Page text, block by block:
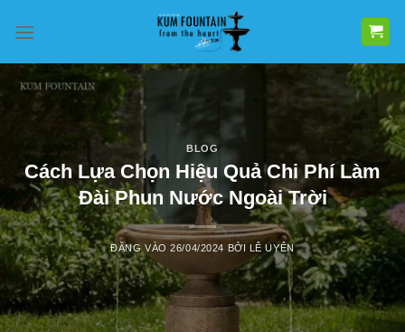
qua
BLOG
Cách Lựa Chọn Hiệu Quả Chi Phí Làm
Đài Phun Nước Ngoài Trời
ĐĂNG VÀO26/04/2024 BỞI LÊ UYÊN